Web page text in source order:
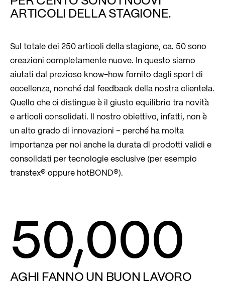
ARTICOLI DELLA STAGIONE.
Sul totale dei 250 articoli della stagione, ca. 50 sono
creazioni completamente nuove. In questo siamo
aiutati dal prezioso know-how fornito dagli sport di
eccellenza, nonché dal feedback della nostra clientela.
Quello che ci distingue è il giusto equilibrio tra novità
e articoli consolidati. Il nostro obiettivo, infatti, non è
un alto grado di innovazioni – perché ha molta
importanza per noi anche la durata di prodotti validi e
consolidati per tecnologie esclusive (per esempio
transtex® oppure hotBOND®).
50,000
AGHI FANNO UN BUON LAVORO